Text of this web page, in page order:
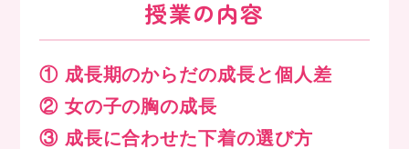
授業の内容
① 成長期のからだの成長と個人差
② 女の子の胸の成長
③ 成長に合わせた下着の選び方